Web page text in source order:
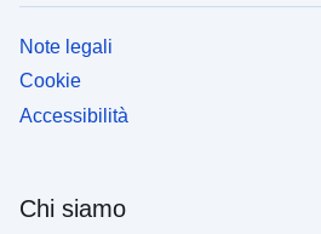
Note legali
Cookie
Accessibilità
Chi siamo